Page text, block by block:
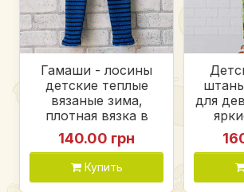
Гамаши - лосины
детские теплые
вязаные зима,
плотная вязка в
полоску
140.00 грн
Купить
для